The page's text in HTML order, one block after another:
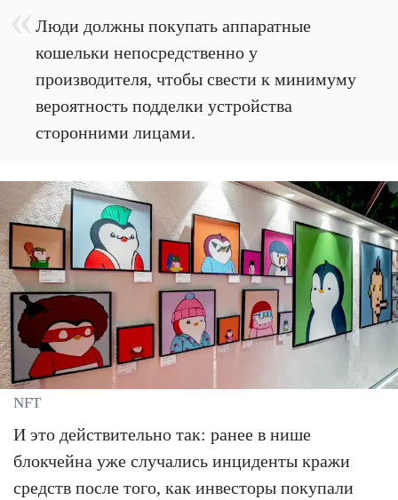
Люди должны покупать аппаратные
кошельки непосредственно у
производителя, чтобы свести к минимуму
вероятность подделки устройства
сторонними лицами.
NFT
И это действительно так: ранее в нише
блокчейна уже случались инциденты кражи
средств после того, как инвесторы покупали